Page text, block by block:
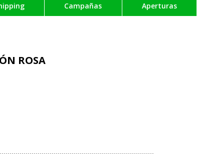
Campañas Aperturas
ROSA